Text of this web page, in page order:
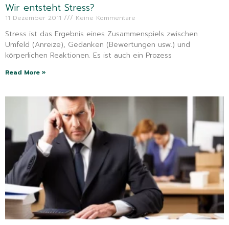
Wir entsteht Stress?
11 Dezember 2011 Keine Kommentare
Stress ist das Ergebnis eines Zusammenspiels zwischen
Umfeld (Anreize), Gedanken (Bewertungen usw.) und
körperlichen Reaktionen. Es ist auch ein Prozess
Read More »